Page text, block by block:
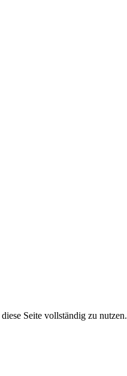
Seite vollständig zu nutzen.